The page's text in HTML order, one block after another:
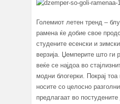
Големиот летен тренд –
рамена ќе добие свое
студените есенски и
верзија. Џемперите што ги
веќе се најдоа во
модни блогерки. Покрај
носите со целосно
предлагаат во